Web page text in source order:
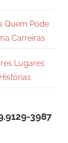
Quem Pode
Carreiras
Lugares
3987